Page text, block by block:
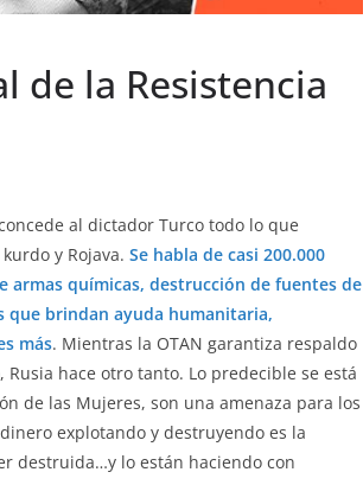
de la Resistencia
al dictador Turco todo lo que
y Rojava. Se habla de casi 200.000
armas químicas, destrucción de fuentes de
que brindan ayuda humanitaria,
más. Mientras la OTAN garantiza respaldo
hace otro tanto. Lo predecible se está
de las Mujeres, son una amenaza para los
explotando y destruyendo es la
destruida…y lo están haciendo con